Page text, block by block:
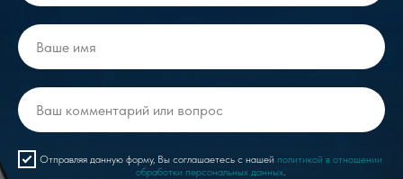
Отправляя данную форму, Вы соглашаетесь с нашей политикой в отношении
обработки персональных данных.